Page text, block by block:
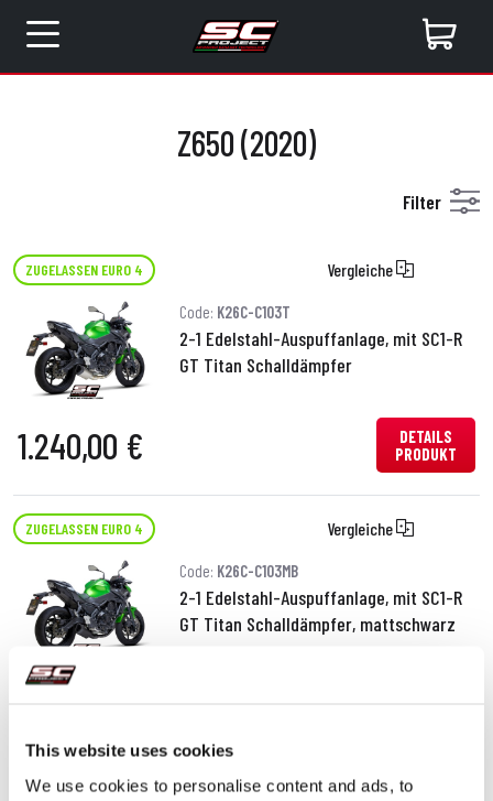
This website uses cookies
We use cookies to personalise content and ads, to
Z650 (2020)
Filter
ZUGELASSEN EURO 4 Vergleiche
Code: K26C-C103T
2-1 Edelstahl-Auspuffanlage, mit SC1-R
GT Titan Schalldämpfer
1.240,00 €
DETAILS
PRODUKT
ZUGELASSEN EURO 4 Vergleiche
Code: K26C-C103MB
2-1 Edelstahl-Auspuffanlage, mit SC1-R
GT Titan Schalldämpfer, mattschwarz